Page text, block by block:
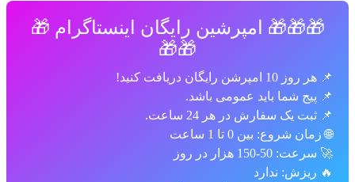
امپرشین رایگان اینستاگرام 🎁
دریافت کنید!
شما باید عمومی باشد.
یک سفارش در هر 24 ساعت.
بین 0 تا 1 ساعت
هزار در روز
ندارد